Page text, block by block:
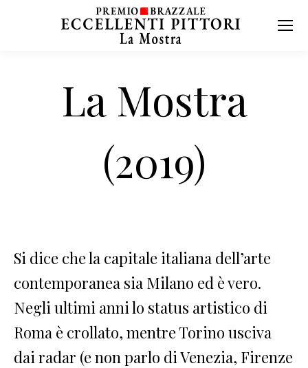
La Mostra
(2019)
Si dice che la capitale italiana dell’arte
contemporanea sia Milano ed è vero.
Negli ultimi anni lo status artistico di
Roma è crollato, mentre Torino usciva
dai radar (e non parlo di Venezia, Firenze